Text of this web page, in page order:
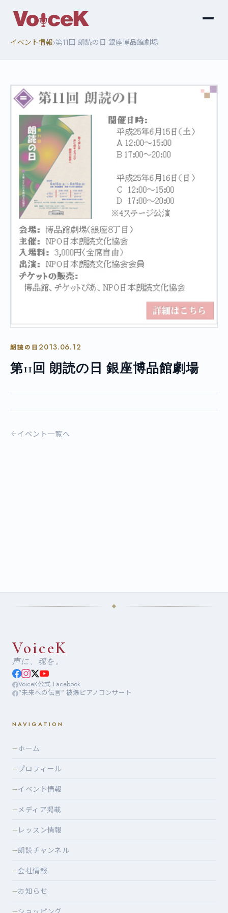
イベント情報›第11回 朗読の日 銀座博品館劇場
朗読の日2013.06.12
第11回 朗読の日 銀座博品館劇場
イベント一覧へ
VoiceK
声に、魂を。
VoiceK公式 Facebook
"未来への伝言" 被爆ピアノコンサート
NAVIGATION
—ホーム
—プロフィール
—イベント情報
—メディア掲載
— レッスン情報
—朗読チャンネル
—会社情報
—お知らせ